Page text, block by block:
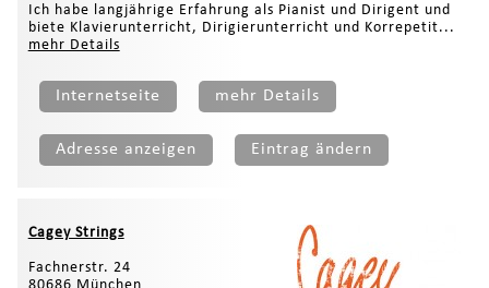
Ich habe langjährige Erfahrung als Pianist und Dirigent und
biete Klavierunterricht, Dirigierunterricht und Korrepetit...
mehr Details
Internetseite mehr Details
Adresse anzeigen Eintrag ändern
Cagey Strings
Fachnerstr. 24